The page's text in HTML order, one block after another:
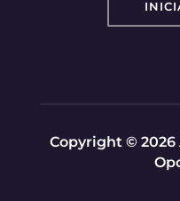
Copyright ©